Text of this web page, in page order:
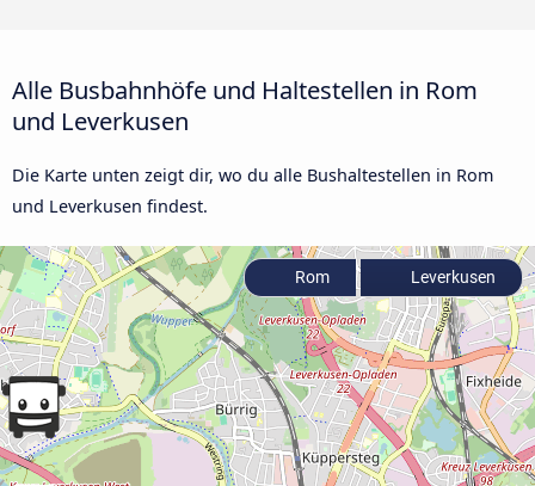
Alle Busbahnhöfe und Haltestellen in Rom
und Leverkusen
Die Karte unten zeigt dir, wo du alle Bushaltestellen in Rom
und Leverkusen findest.
Rom Leverkusen